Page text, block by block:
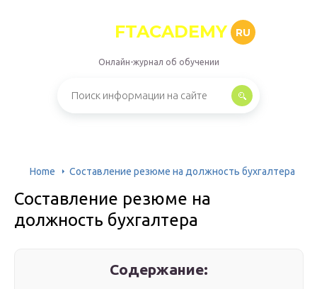
FTACADEMY RU
Онлайн-журнал об обучении
Home Составление резюме на должность бухгалтера
Составление резюме на
должность бухгалтера
Содержание: